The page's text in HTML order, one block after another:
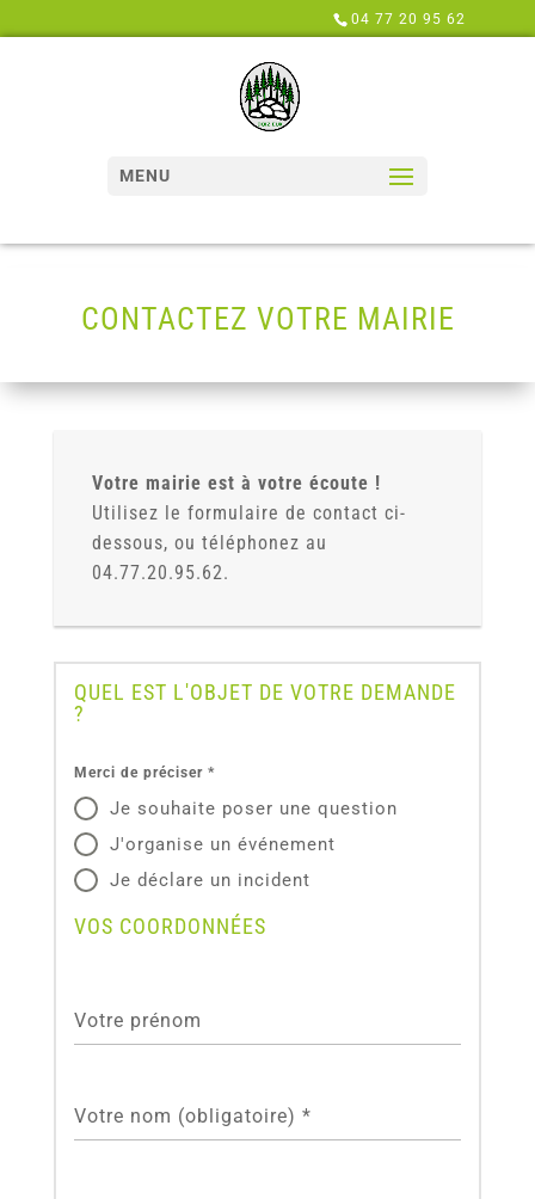
04 77 20 95 62
MENU
CONTACTEZ VOTRE MAIRIE
Votre mairie est à votre écoute !
Utilisez le formulaire de contact ci-
dessous, ou téléphonez au
04.77.20.95.62.
QUEL EST L'OBJET DE VOTRE DEMANDE
?
Merci de préciser *
Je souhaite poser une question
J'organise un événement
Je déclare un incident
VOS COORDONNÉES
Votre prénom
Votre nom (obligatoire) *